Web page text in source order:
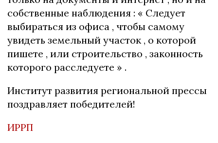
собственные наблюдения : « Следует
выбираться из офиса , чтобы самому
увидеть земельный участок , о которой
пишете , или строительство , законность
которого расследуете » .
Институт развития региональной прессы
поздравляет победителей!
ИРРП